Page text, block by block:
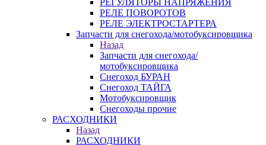
РЕГУЛЯТОРЫ НАПРЯЖЕНИЯ
РЕЛЕ ПОВОРОТОВ
РЕЛЕ ЭЛЕКТРОСТАРТЕРА
Запчасти для снегохода/мотобуксировщика
Назад
Запчасти для снегохода/
мотобуксировщика
Снегоход БУРАН
Снегоход ТАЙГА
Мотобуксировщик
Снегоходы прочие
РАСХОДНИКИ
Назад
РАСХОДНИКИ